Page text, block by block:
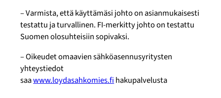
–Varmista, että käyttämäsi johto on asianmukaisesti
testattu ja turvallinen. FI-merkitty johto on testattu
Suomen olosuhteisiin sopivaksi.
–Oikeudet omaavien sähköasennusyritysten
yhteystiedot
saawww.loydasahkomies.fihakupalvelusta